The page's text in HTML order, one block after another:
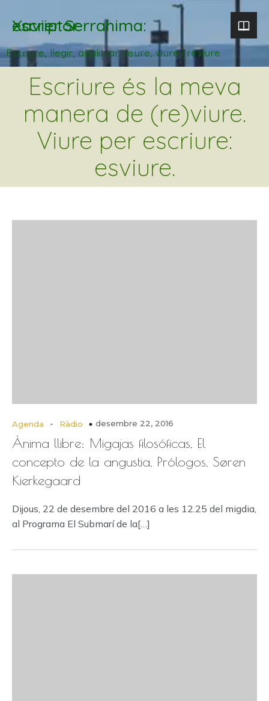
Xavier Serrahima: escriptor
Escriure, llegir, analitzar. veure, viure i reviure
Escriure és la meva
manera de (re)viure.
Viure per escriure:
esviure.
Agenda - Ràdio desembre 22, 2016
Ànima llibre: Migajas filosóficas, El
concepto de la angustia, Prólogos, Søren
Kierkegaard
Dijous, 22 de desembre del 2016 a les 12.25 del migdia,
al Programa El Submarí de la[…]